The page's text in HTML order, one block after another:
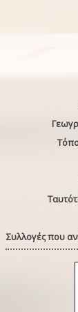
Συλλογές που